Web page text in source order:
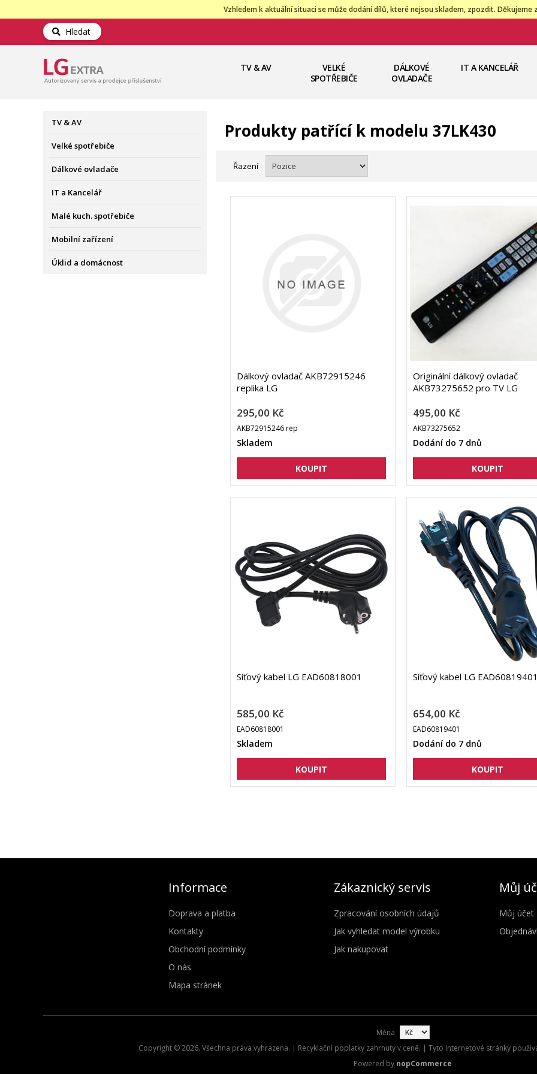
Vzhledem k aktuální situaci se může dodání dílů, které nejsou skladem, zpozdit. Děkujeme
Hledat
TV & AV
VELKÉ
SPOTŘEBIČE
DÁLKOVÉ
OVLADAČE
IT A KANCELÁŘ
TV & AV
Velké spotřebiče
Dálkové ovladače
IT a Kancelář
Malé kuch. spotřebiče
Mobilní zařízení
Úklid a domácnost
Produkty patřící k modelu 37LK430
Řazení
Dálkový ovladač AKB72915246
replika LG
295,00 Kč
AKB72915246 rep
Skladem
Originální dálkový ovladač
AKB73275652 pro TV LG
495,00 Kč
AKB73275652
Dodání do 7 dnů
Síťový kabel LG EAD60818001
585,00 Kč
EAD60818001
Skladem
Síťový kabel LG
654,00 Kč
EAD60819401
Dodání do 7 dnů
Informace
Doprava a platba
Kontakty
Obchodní podmínky
O nás
Mapa stránek
Zákaznický servis
Zpracování osobních údajů
Jak vyhledat model výrobku
Jak nakupovat
Můj
Můj účet
Měna
Copyright © 2026. Všechna práva vyhrazena. | Recyklační poplatky zahrnuty v ceně. | Tyto internetové stránky
Powered by nopCommerce